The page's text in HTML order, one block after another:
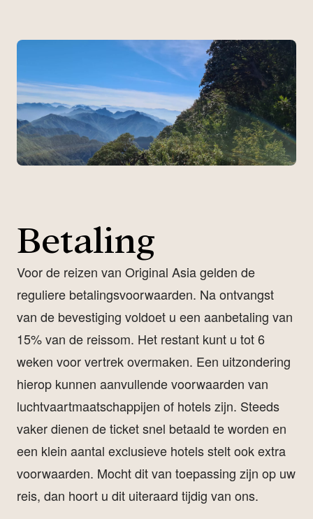
Betaling
Voor de reizen van Original Asia gelden de
reguliere betalingsvoorwaarden. Na ontvangst
van de bevestiging voldoet u een aanbetaling van
15% van de reissom. Het restant kunt u tot 6
weken voor vertrek overmaken. Een uitzondering
hierop kunnen aanvullende voorwaarden van
luchtvaartmaatschappijen of hotels zijn. Steeds
vaker dienen de ticket snel betaald te worden en
een klein aantal exclusieve hotels stelt ook extra
voorwaarden. Mocht dit van toepassing zijn op uw
reis, dan hoort u dit uiteraard tijdig van ons.